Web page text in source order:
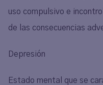
uso compulsivo e
de las consecuencias
Depresión
Estado mental que se